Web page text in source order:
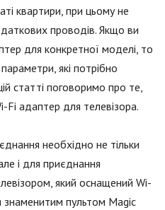
квартири, при цьому не
проводів. Якщо ви
для конкретної моделі, то
які потрібно
статті поговоримо про те,
Fi адаптер для телевізора.
необхідно не тільки
і для приєднання
який оснащений Wi-
знаменитим пультом Magic